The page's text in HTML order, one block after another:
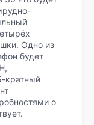
Одно из
будет
кратный
о